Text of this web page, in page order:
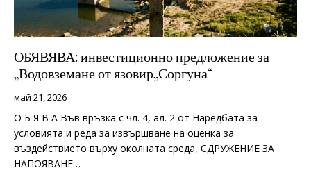
ОБЯВЯВА: инвестиционно предложение за
„Водовземане от язовир„Соргуна“
май 21, 2026
О Б Я В А Във връзка с чл. 4, ал. 2 от Наредбата за
условията и реда за извършване на оценка за
въздействието върху околната среда, СДРУЖЕНИЕ ЗА
НАПОЯВАНЕ…